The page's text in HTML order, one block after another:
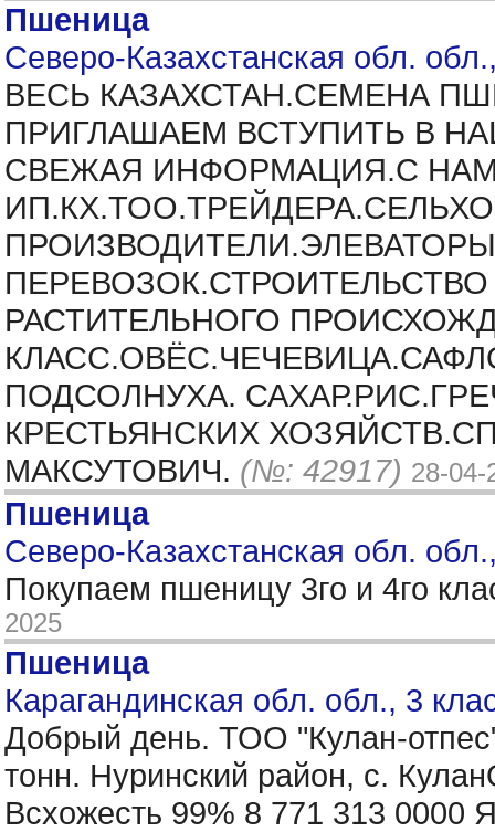
Пшеница
Северо-Казахстанская обл.
ВЕСЬ КАЗАХСТАН.СЕМЕНА
ПРИГЛАШАЕМ ВСТУПИТЬ В
СВЕЖАЯ ИНФОРМАЦИЯ.С
РАСТИТЕЛЬНОГО
ПОДСОЛНУХА.
КРЕСТЬЯНСКИХ
МАКСУТОВИЧ. (№: 42917) 28-04-
Пшеница
Северо-Казахстанская обл.
Покупаем пшеницу 3го и 4го
2025
Пшеница
Карагандинская обл. обл., 3
Добрый день. ТОО "Кулан-
тонн. Нуринский район, с.
Всхожесть 99% 8 771 313 0000